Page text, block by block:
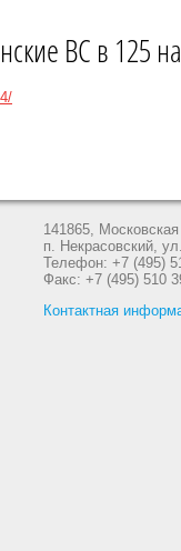
ВС в 125
141865,
п. Некрасовский,
Телефон: +7 (495)
Факс: +7 (495) 510
Контактная